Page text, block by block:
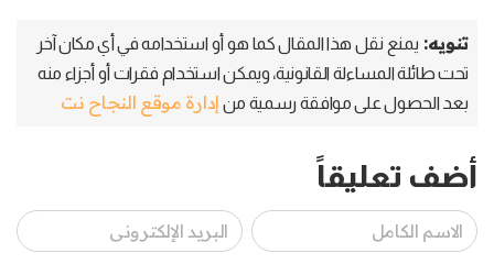
تنويه: يمنع نقل هذا المقال كما هو أو استخدامه في أي مكان آخر
تحت طائلة المساءلة القانونية، ويمكن استخدام فقرات أو أجزاء منه
بعد الحصول على موافقة رسمية من إدارة موقع النجاح نت
أضف تعليقاً